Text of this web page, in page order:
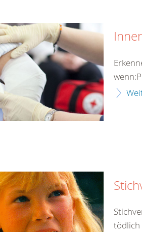
tödlich